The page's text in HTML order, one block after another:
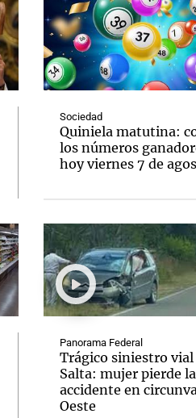
Sociedad
Quiniela matutina:
los números
hoy viernes 7 de
Panorama Federal
Trágico siniestro vial
Salta: mujer pierde
accidente en
Oeste
Notas